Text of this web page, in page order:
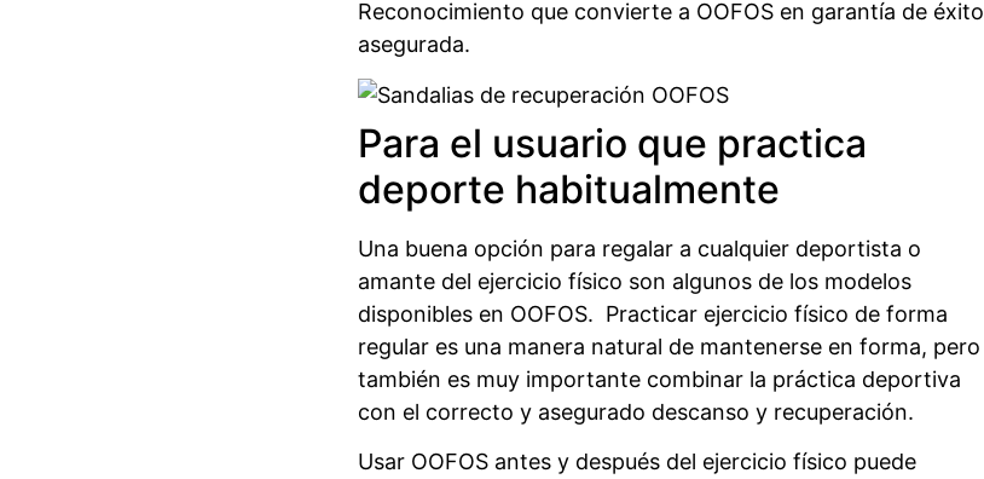
Reconocimiento que convierte a OOFOS en garantía de éxito
asegurada.
Para el usuario que practica
deporte habitualmente
Una buena opción para regalar a cualquier deportista o
amante del ejercicio físico son algunos de los modelos
disponibles en OOFOS. Practicar ejercicio físico de forma
regular es una manera natural de mantenerse en forma, pero
también es muy importante combinar la práctica deportiva
con el correcto y asegurado descanso y recuperación.
Usar OOFOS antes y después del ejercicio físico puede